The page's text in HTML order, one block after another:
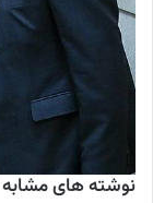
نوشته های مشابه